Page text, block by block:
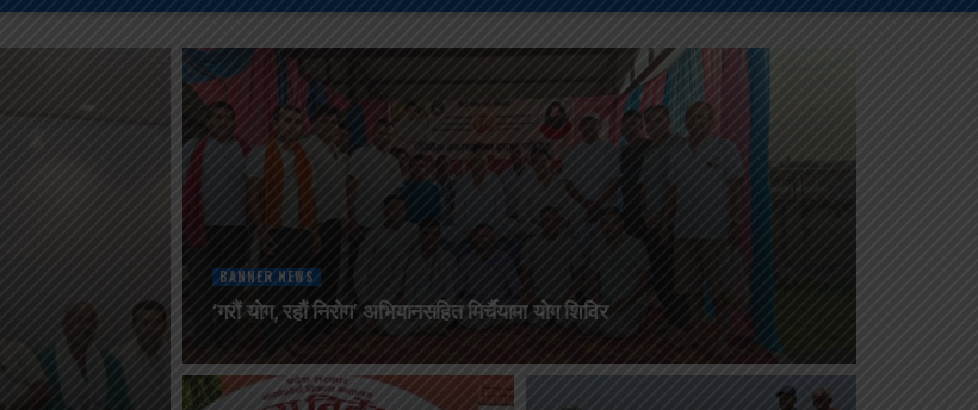
BANNER NEWS
‘गरौं योग, रहौं निरोग’ अभियानसहित मिर्चैयामा योग शिविर